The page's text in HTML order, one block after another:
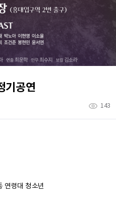
기공연
143
연령대 청소년